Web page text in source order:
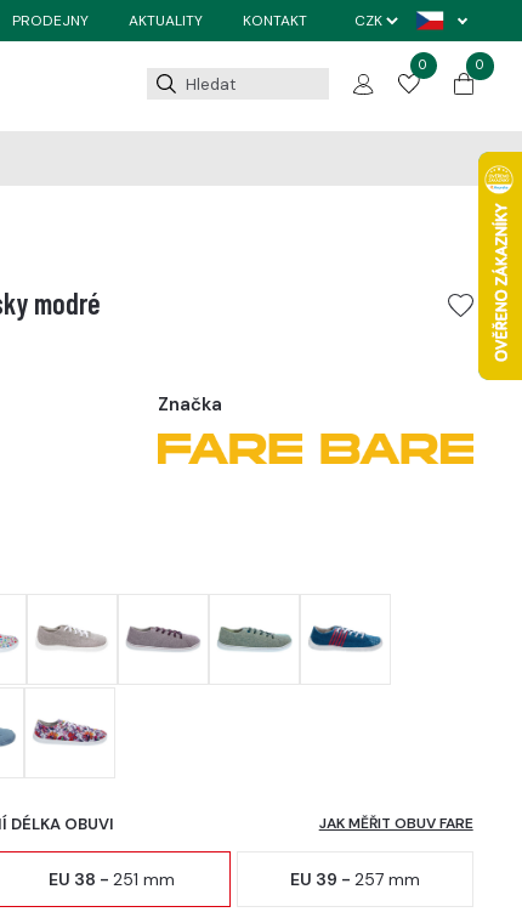
PRODEJNY AKTUALITY KONTAKT
0 0
modré
Značka
DÉLKA OBUVI JAK MĚŘIT OBUV FARE
EU 38 -251 mm EU 39 - 257 mm